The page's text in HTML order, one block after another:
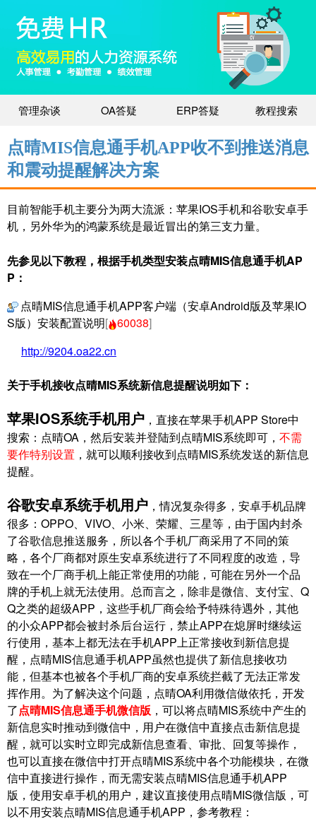
管理杂谈 OA答疑 ERP答疑 教程搜索
点晴MIS信息通手机APP收不到推送消息
和震动提醒解决方案
目前智能手机主要分为两大流派：苹果IOS手机和谷歌安卓手
机，另外华为的鸿蒙系统是最近冒出的第三支力量。
先参见以下教程，根据手机类型安装点晴MIS信息通手机AP
P：
点晴MIS信息通手机APP客户端（安卓Android版及苹果IO
S版）安装配置说明[ 60038]
http://9204.oa22.cn
关于手机接收点晴MIS系统新信息提醒说明如下：
苹果IOS系统手机用户 ，直接在苹果手机APP Store中
搜索：点晴OA，然后安装并登陆到点晴MIS系统即可， 不需
要作特别设置 ，就可以顺利接收到点晴MIS系统发送的新信息
提醒。
谷歌安卓系统手机用户 ，情况复杂得多，安卓手机品牌
很多：OPPO、VIVO、小米、荣耀、三星等，由于国内封杀
了谷歌信息推送服务，所以各个手机厂商采用了不同的策
略，各个厂商都对原生安卓系统进行了不同程度的改造，导
致在一个厂商手机上能正常使用的功能，可能在另外一个品
牌的手机上就无法使用。总而言之，除非是微信、支付宝、Q
Q之类的超级APP，这些手机厂商会给予特殊待遇外，其他
的小众APP都会被封杀后台运行，禁止APP在熄屏时继续运
行使用，基本上都无法在手机APP上正常接收到新信息提
醒，点晴MIS信息通手机APP虽然也提供了新信息接收功
能，但基本也被各个手机厂商的安卓系统拦截了无法正常发
挥作用。为了解决这个问题，点晴OA利用微信做依托，开发
了点晴MIS信息通手机微信版 ，可以将点晴MIS系统中产生的
新信息实时推动到微信中，用户在微信中直接点击新信息提
醒，就可以实时立即完成新信息查看、审批、回复等操作，
也可以直接在微信中打开点晴MIS系统中各个功能模块，在微
信中直接进行操作，而无需安装点晴MIS信息通手机APP
版，使用安卓手机的用户，建议直接使用点晴MIS微信版，可
以不用安装点晴MIS信息通手机APP，参考教程：